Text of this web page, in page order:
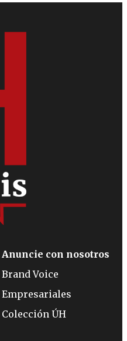
Anuncie con nosotros
Brand Voice
Empresariales
Colección ÚH